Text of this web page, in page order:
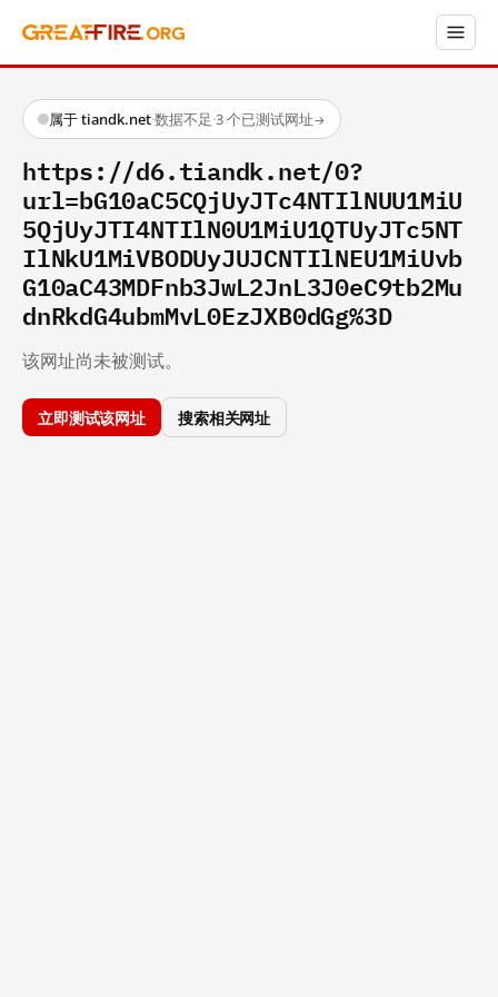
属于 tiandk.net·数据不足·3 个已测试网址→
https://d6.tiandk.net/0?
url=bG10aC5CQjUyJTc4NTIlNUU1MiU
5QjUyJTI4NTIlN0U1MiU1QTUyJTc5NT
IlNkU1MiVBODUyJUJCNTIlNEU1MiUvb
G10aC43MDFnb3JwL2JnL3J0eC9tb2Mu
dnRkdG4ubmMvL0EzJXB0dGg%3D
该网址尚未被测试。
立即测试该网址 搜索相关网址